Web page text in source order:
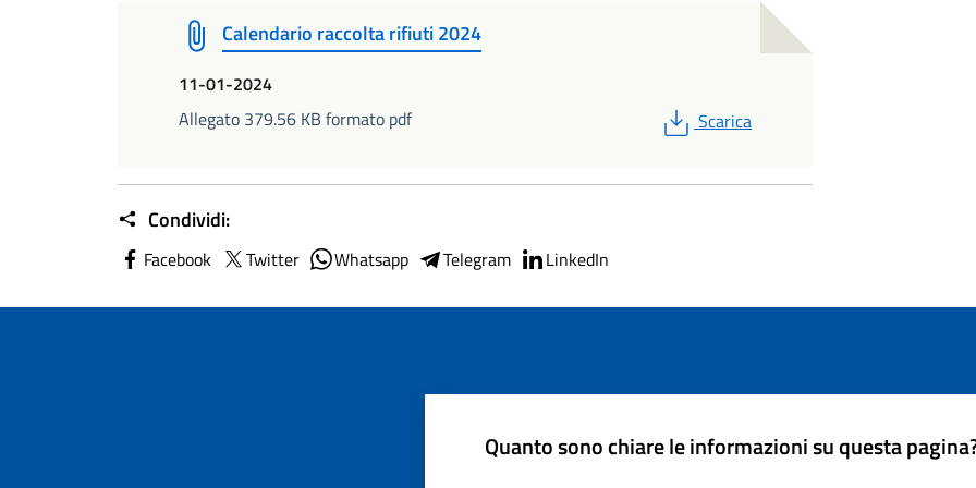
Calendario raccolta rifiuti 2024
11-01-2024
Allegato 379.56 KB formato pdf
PDF
Scarica
Condividi:
Facebook Twitter Whatsapp Telegram LinkedIn
Quanto sono chiare le informazioni su questa